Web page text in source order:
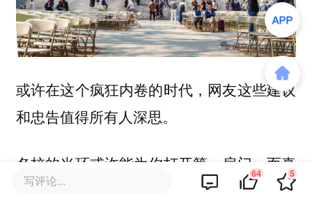
或许在这个疯狂内卷的时代，网友这些建议
和忠告值得所有人深思。
名校的光环或许能为你打开第一扇门，而真
正能决定你走多远的，永远是自身的能力、
写评论... 64 5